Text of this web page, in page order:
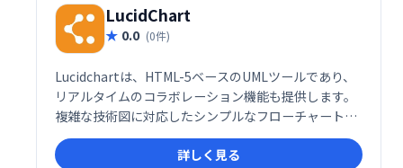
LucidChart
0.0 (0件)
Lucidchartは、HTML-5ベースのUMLツールであり、
リアルタイムのコラボレーション機能も提供します。
複雑な技術図に対応したシンプルなフローチャートを
作成できます。HTML5を搭載したブラウザーで実行さ
れます。このツールでは、サードパーティのツールや
詳しく見る